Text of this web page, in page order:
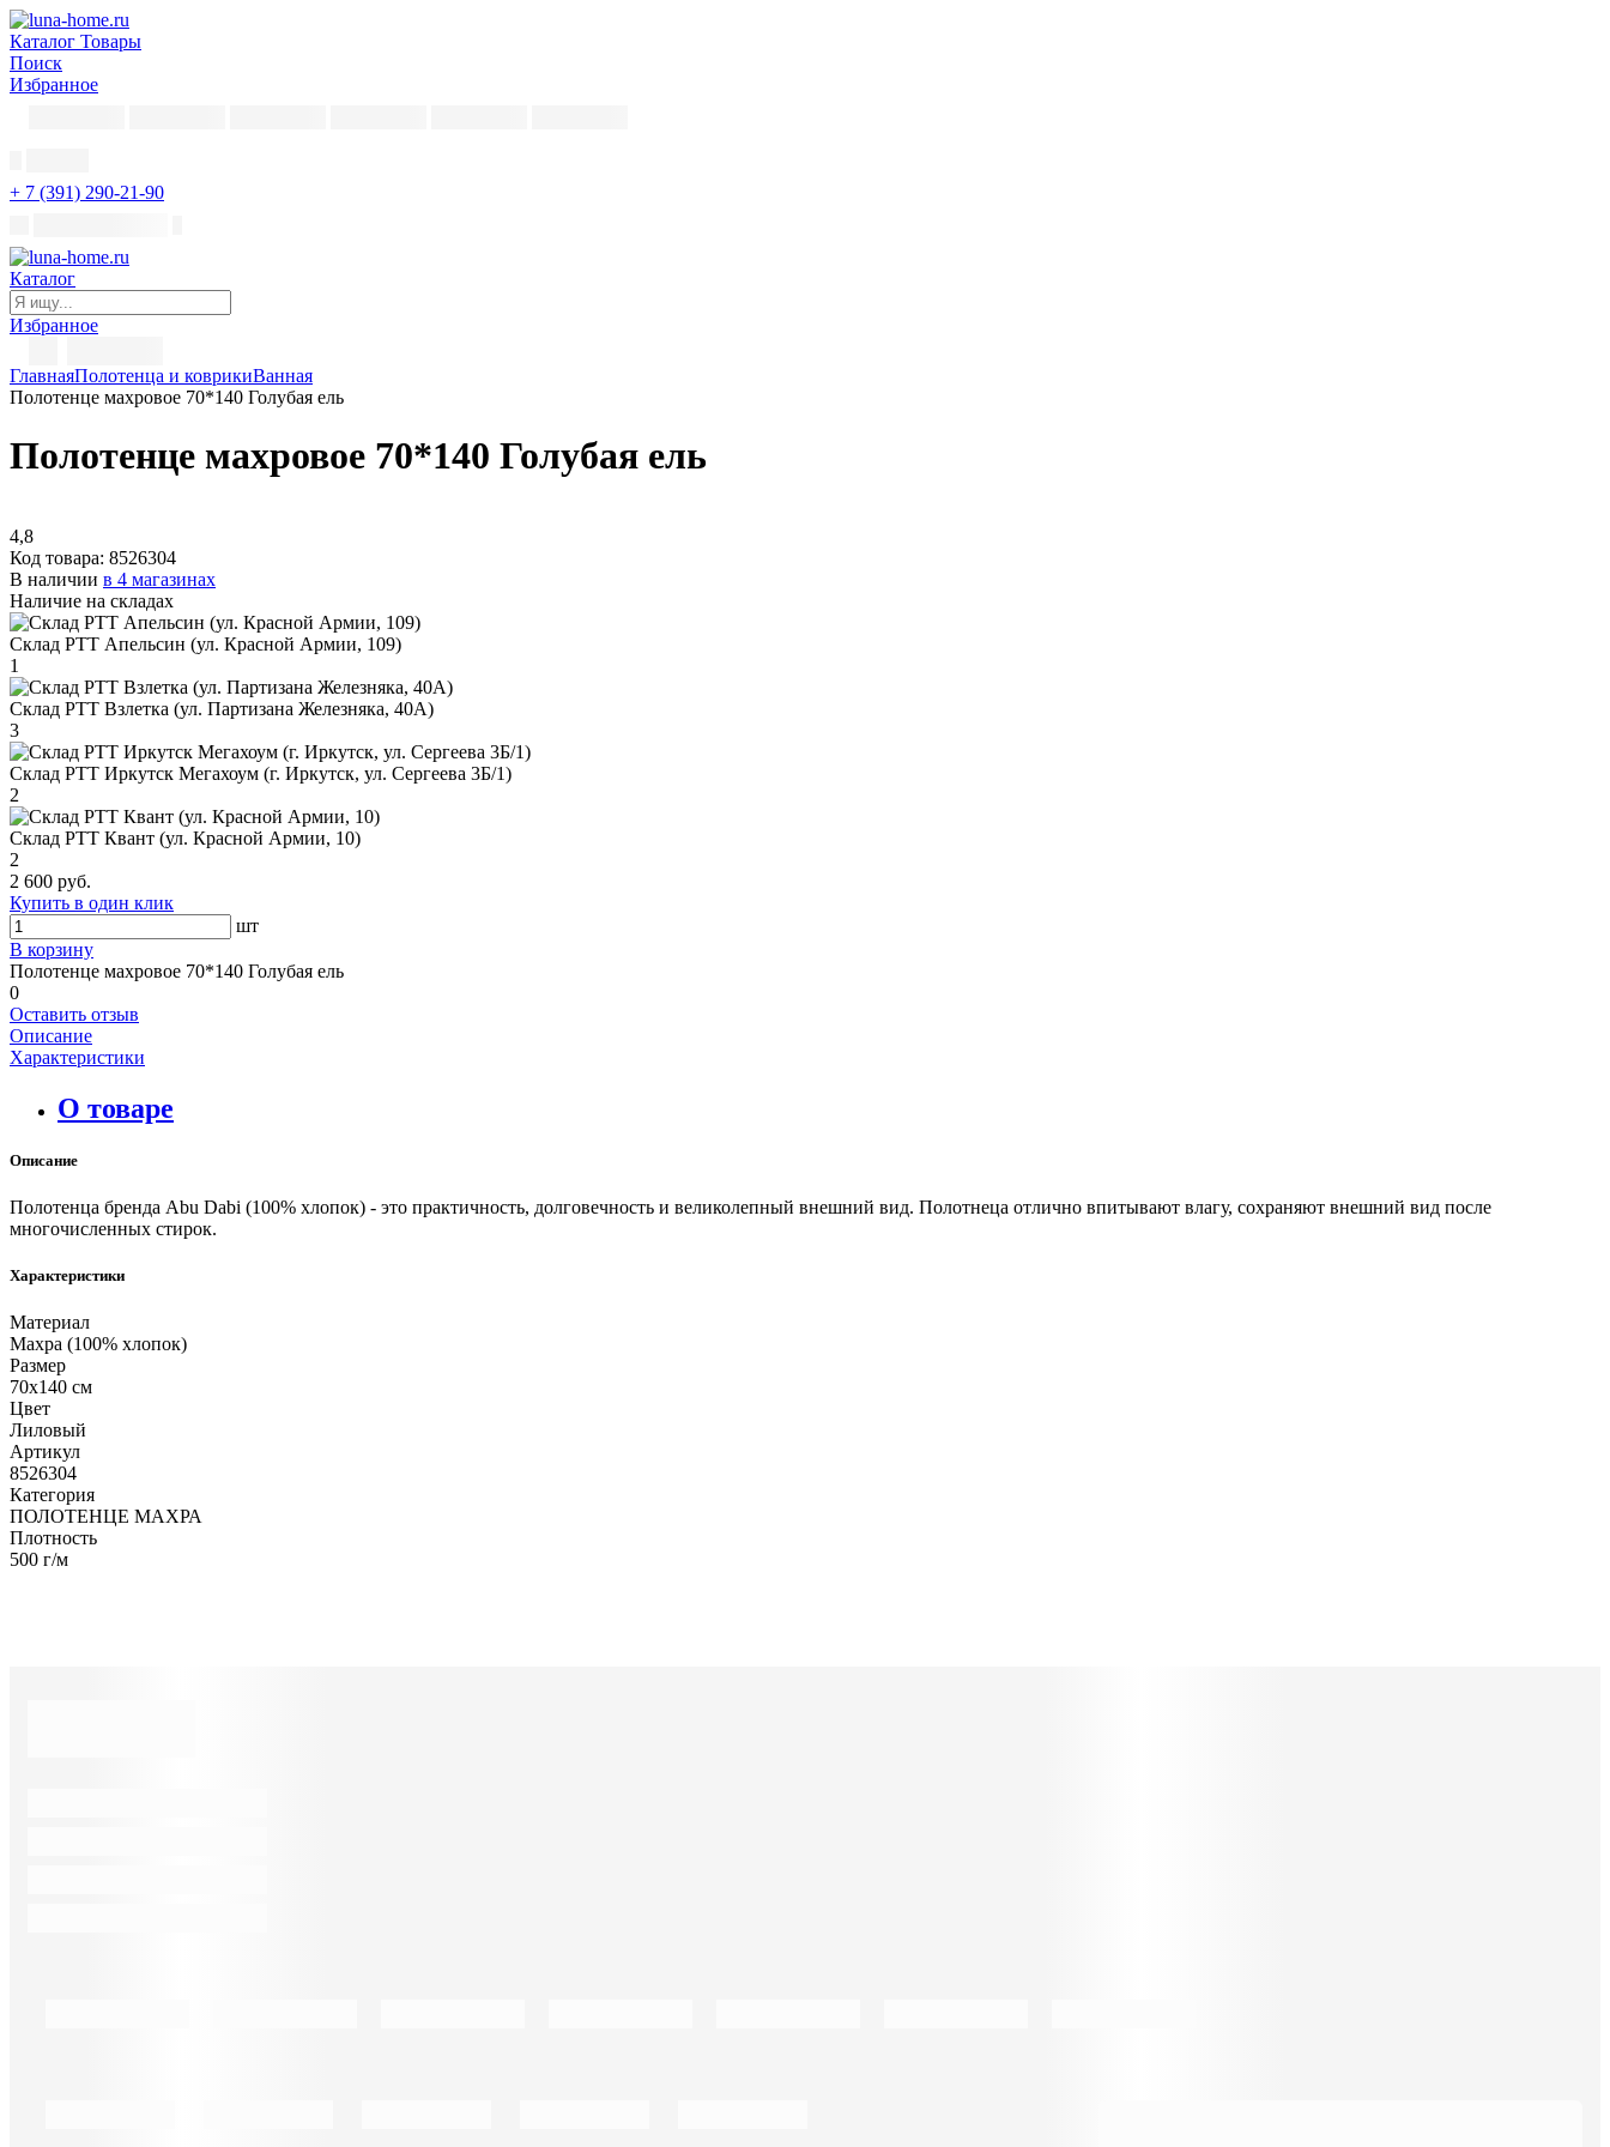
Каталог Товары
Поиск
Избранное
+ 7 (391) 290-21-90
Каталог
Избранное
ГлавнаяПолотенца и коврикиВанная
Полотенце махровое 70*140 Голубая ель
Полотенце махровое 70*140 Голубая ель
4,8
Код товара: 8526304
В наличии в 4 магазинах
Наличие на складах
Склад РТТ Апельсин (ул. Красной Армии, 109)
1
Склад РТТ Взлетка (ул. Партизана Железняка, 40А)
3
Склад РТТ Иркутск Мегахоум (г. Иркутск, ул. Сергеева 3Б/1)
2
Склад РТТ Квант (ул. Красной Армии, 10)
2
2 600 руб.
Купить в один клик
шт
В корзину
Полотенце махровое 70*140 Голубая ель
0
Оставить отзыв
Описание
Характеристики
О товаре
Описание
Полотенца бренда Abu Dabi (100% хлопок) - это практичность, долговечность и великолепный внешний вид. Полотнеца отлично впитывают влагу, сохраняют внешний вид после
многочисленных стирок.
Характеристики
Материал
Махра (100% хлопок)
Размер
70х140 см
Цвет
Лиловый
Артикул
8526304
Категория
ПОЛОТЕНЦЕ МАХРА
Плотность
500 г/м